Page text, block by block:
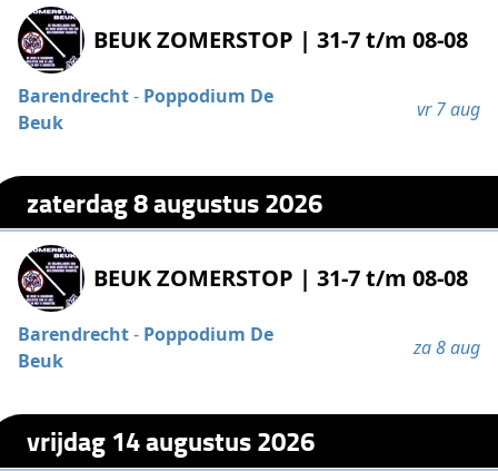
BEUK ZOMERSTOP | 31-7 t/m 08-08
Barendrecht- Poppodium De
Beuk
vr 7 aug
zaterdag 8 augustus 2026
BEUK ZOMERSTOP | 31-7 t/m 08-08
Barendrecht- Poppodium De
Beuk
za 8 aug
vrijdag 14 augustus 2026